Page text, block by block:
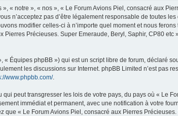
« notre », « nos », « Le Forum Avions Piel, consacré aux
n’acceptez pas d’être légalement responsable de toutes
modifier celles-ci à n’importe quel moment et nous
Précieuses. Super Emeraude, Beryl, Saphir, CP80 etc
Équipes phpBB ») qui est un script libre de forum, déclaré
les discussions sur Internet. phpBB Limited n’est pas
www.phpbb.com/.
peut transgresser les lois de votre pays, du pays où « Le
immédiat et permanent, avec une notification à votre
« Le Forum Avions Piel, consacré aux Pierres